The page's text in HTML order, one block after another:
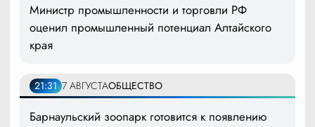
Министр промышленности и торговли РФ
оценил промышленный потенциал Алтайского
края
21:31 7 АВГУСТАОБЩЕСТВО
Барнаульский зоопарк готовится к появлению